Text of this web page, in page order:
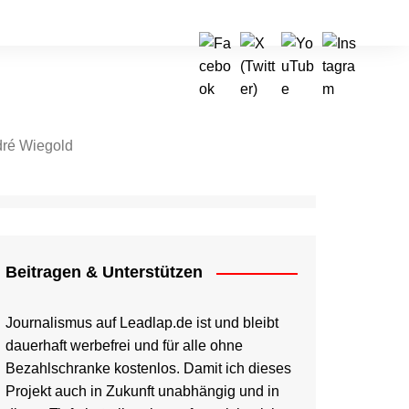
Wiegold
Beitragen & Unterstützen
Journalismus auf Leadlap.de ist und bleibt
dauerhaft werbefrei und für alle ohne
Bezahlschranke kostenlos. Damit ich dieses
Projekt auch in Zukunft unabhängig und in